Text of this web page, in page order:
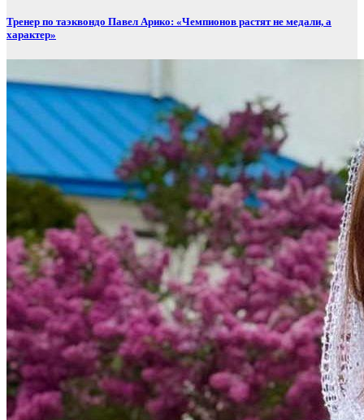
Тренер по таэквондо Павел Арико: «Чемпионов растят не медали, а
характер»